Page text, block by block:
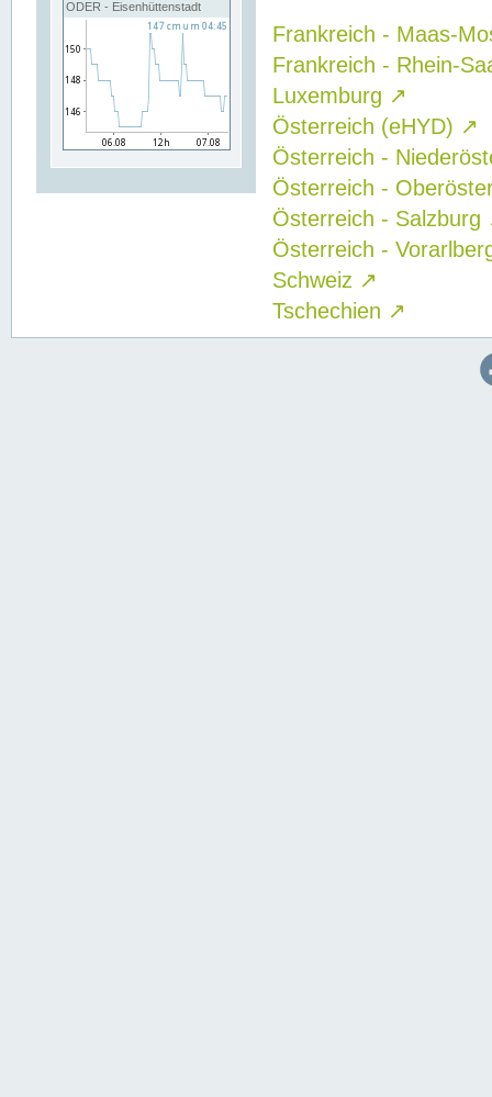
ODER - Eisenhüttenstadt
Frankreich - Maas-
Frankreich - Rhein-
Luxemburg ↗
Österreich (eHYD) ↗
Österreich -
Österreich -
Österreich - Salzburg
Österreich -
Schweiz ↗
Tschechien ↗